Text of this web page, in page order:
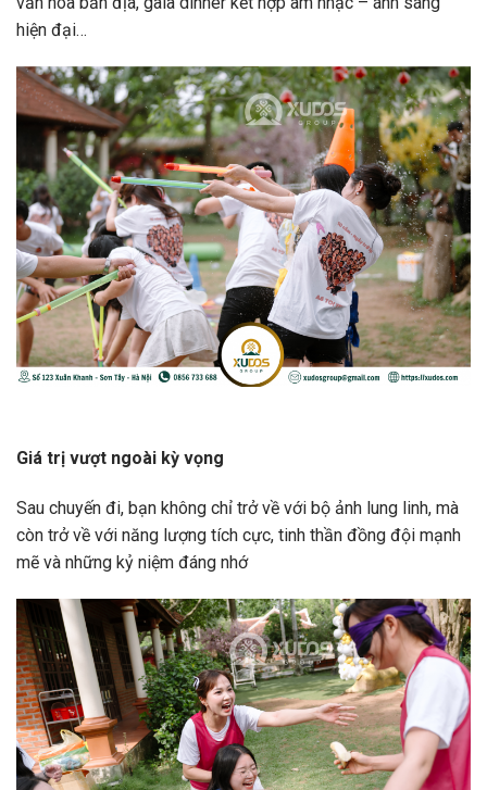
hiện đại…
Giá trị vượt ngoài kỳ vọng
Sau chuyến đi, bạn không chỉ trở về với bộ ảnh lung linh, mà
còn trở về với năng lượng tích cực, tinh thần đồng đội mạnh
mẽ và những kỷ niệm đáng nhớ